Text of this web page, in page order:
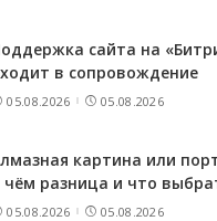
сайта на
в сопровождение
05.08.2026 05.08.2026
картина или
чём разница и что
05.08.2026 05.08.2026